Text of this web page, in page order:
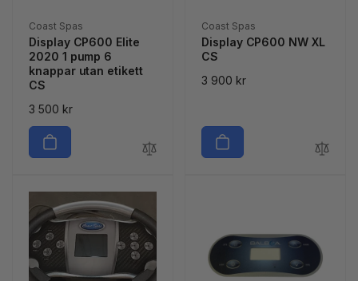
Säljare:
Coast Spas
Display CP600 Elite
2020 1 pump 6
knappar utan etikett
CS
Ordinarie
pris
3 500 kr
Säljare:
Coast Spas
Display CP600 NW XL
CS
Ordinarie
3 900 kr